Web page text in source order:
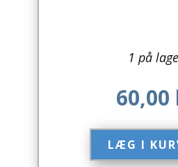
Børnebøger
1 på
60,00
LÆG I